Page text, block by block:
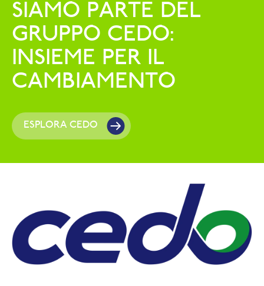
SIAMO PARTE DEL
GRUPPO CEDO:
INSIEME PER IL
CAMBIAMENTO
ESPLORA CEDO